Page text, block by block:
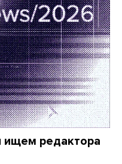
редактора